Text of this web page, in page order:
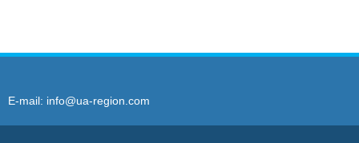
E-mail: info@ua-region.com